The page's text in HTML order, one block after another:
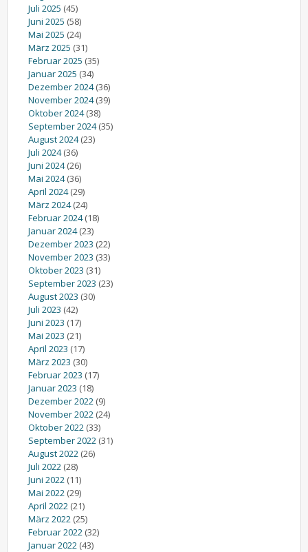
Juli 2025 (45)
Juni 2025 (58)
Mai 2025 (24)
März 2025 (31)
Februar 2025 (35)
Januar 2025 (34)
Dezember 2024(36)
November 2024(39)
Oktober 2024(38)
September 2024(35)
August 2024(23)
Juli 2024(36)
Juni 2024(26)
Mai 2024(36)
April 2024(29)
März 2024(24)
Februar 2024(18)
Januar 2024(23)
Dezember 2023 (22)
November 2023 (33)
Oktober 2023 (31)
September 2023 (23)
August 2023 (30)
Juli 2023 (42)
Juni 2023 (17)
Mai 2023 (21)
April 2023 (17)
März 2023 (30)
Februar 2023 (17)
Januar 2023 (18)
Dezember 2022 (9)
November 2022 (24)
Oktober 2022 (33)
September 2022 (31)
August 2022 (26)
Juli 2022 (28)
Juni 2022 (11)
Mai 2022 (29)
April 2022 (21)
März 2022 (25)
Februar 2022 (32)
Januar 2022 (43)